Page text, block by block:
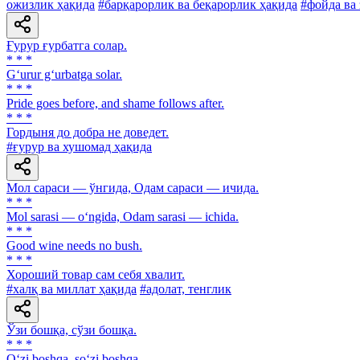
ожизлик ҳақида #барқарорлик ва беқарорлик ҳақида #фойда ва
Ғурур ғурбатга солар.
* * *
G‘urur g‘urbatga solar.
* * *
Pride goes before, and shame follows after.
* * *
Гордыня до добра не доведет.
#ғурур ва хушомад ҳақида
Мол сараси — ўнгида, Одам сараси — ичида.
* * *
Mol sarasi — o‘ngida, Odam sarasi — ichida.
* * *
Good wine needs no bush.
* * *
Хороший товар сам себя хвалит.
#халқ ва миллат ҳақида #адолат, тенглик
Ўзи бошқа, сўзи бошқа.
* * *